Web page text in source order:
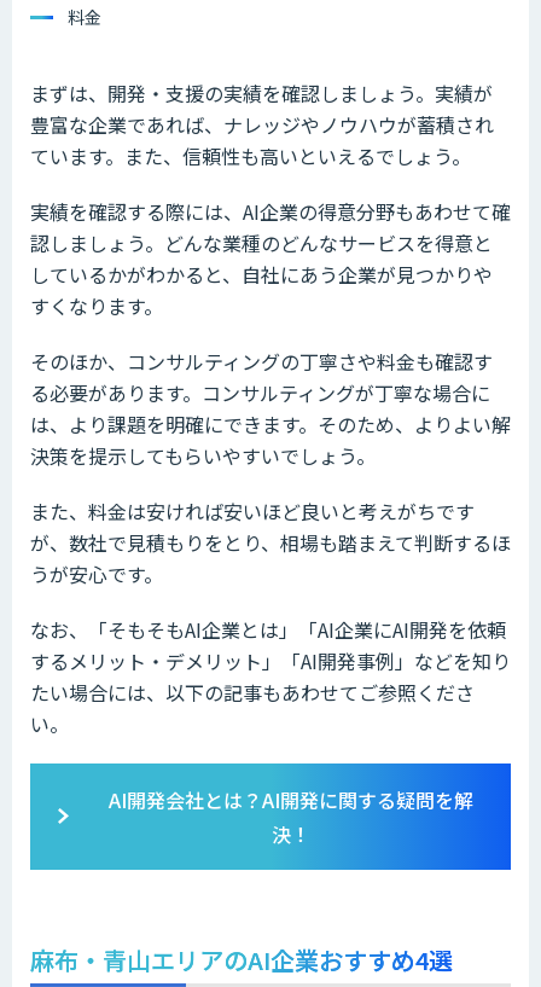
料金
まずは、開発・支援の実績を確認しましょう。実績が
豊富な企業であれば、ナレッジやノウハウが蓄積され
ています。また、信頼性も高いといえるでしょう。
実績を確認する際には、AI企業の得意分野もあわせて確
認しましょう。どんな業種のどんなサービスを得意と
しているかがわかると、自社にあう企業が見つかりや
すくなります。
そのほか、コンサルティングの丁寧さや料金も確認す
る必要があります。コンサルティングが丁寧な場合に
は、より課題を明確にできます。そのため、よりよい解
決策を提示してもらいやすいでしょう。
また、料金は安ければ安いほど良いと考えがちです
が、数社で見積もりをとり、相場も踏まえて判断するほ
うが安心です。
なお、「そもそもAI企業とは」「AI企業にAI開発を依頼
するメリット・デメリット」「AI開発事例」などを知り
たい場合には、以下の記事もあわせてご参照くださ
い。
AI開発会社とは？AI開発に関する疑問を解
決！
麻布・青山エリアのAI企業おすすめ4選